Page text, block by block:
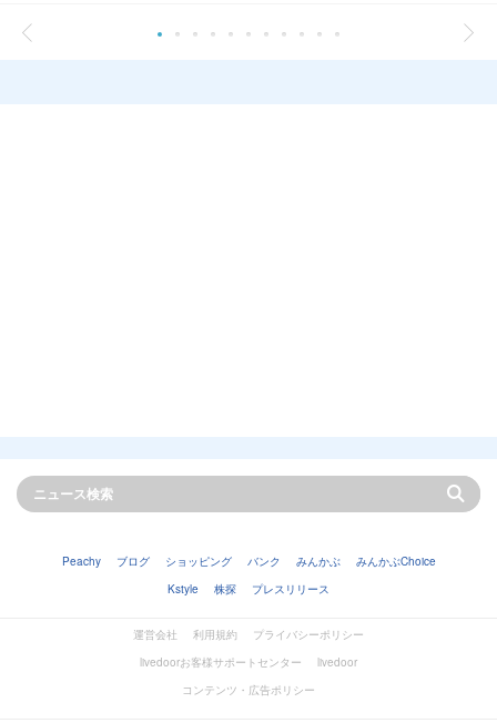
Peachy ブログ ショッピング バンク みんかぶ
みんかぶChoice
Kstyle
株探 プレスリリース
運営会社 利用規約
プライバシーポリシー
livedoorお客様サポートセンター
livedoor
コンテンツ・広告ポリシー